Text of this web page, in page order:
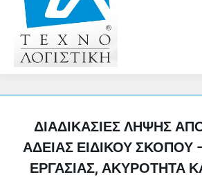
ΔΙΑΔΙΚΑΣΊΕΣ ΛΉΨΗΣ
ΆΔΕΙΑΣ ΕΙΔΙΚΟΎ ΣΚΟΠΟΎ
ΕΡΓΑΣΊΑΣ, ΑΚΥΡΌΤΗΤΑ